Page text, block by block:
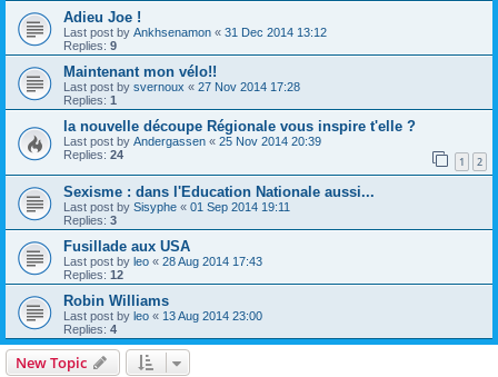
Adieu Joe !
Last post by Ankhsenamon « 31 Dec 2014 13:12
Replies: 9
Maintenant mon vélo!!
Last post by svernoux « 27 Nov 2014 17:28
Replies: 1
la nouvelle découpe Régionale vous inspire t'elle ?
Last post by Andergassen « 25 Nov 2014 20:39
Replies: 24 1 2
Sexisme : dans l'Education Nationale aussi...
Last post by Sisyphe « 01 Sep 2014 19:11
Replies: 3
Fusillade aux USA
Last post by leo « 28 Aug 2014 17:43
Replies: 12
Robin Williams
Last post by leo « 13 Aug 2014 23:00
Replies: 4
New Topic